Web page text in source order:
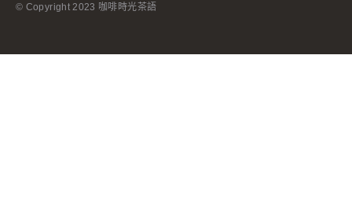
© Copyright 2023 咖啡時光茶語